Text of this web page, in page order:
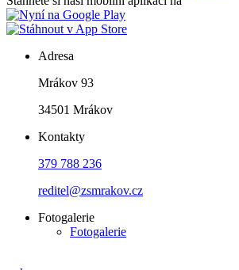
Adresa
Mrákov 93
34501 Mrákov
Kontakty
379 788 236
reditel@zsmrakov.cz
Fotogalerie
Fotogalerie